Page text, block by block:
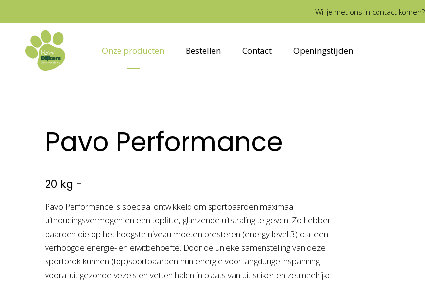
Wil je met ons in contact komen?
Onze producten Bestellen Contact Openingstijden
Pavo Performance
20 kg -
Pavo Performance is speciaal ontwikkeld om sportpaarden maximaal
uithoudingsvermogen en een topfitte, glanzende uitstraling te geven. Zo hebben
paarden die op het hoogste niveau moeten presteren (energy level 3) o.a. een
verhoogde energie- en eiwitbehoefte. Door de unieke samenstelling van deze
sportbrok kunnen (top)sportpaarden hun energie voor langdurige inspanning
vooral uit gezonde vezels en vetten halen in plaats van uit suiker en zetmeelrijke